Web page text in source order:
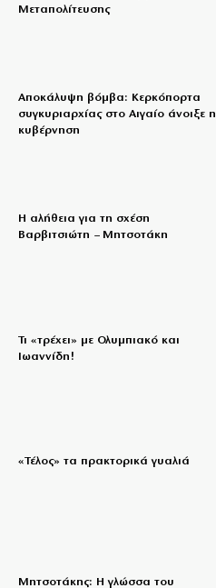
Μεταπολίτευσης
Αποκάλυψη βόμβα: Κερκόπορτα
συγκυριαρχίας στο Αιγαίο άνοιξε η
κυβέρνηση
Η αλήθεια για τη σχέση
Βαρβιτσιώτη – Μητσοτάκη
Τι «τρέχει» με Ολυμπιακό και
Ιωαννίδη!
«Τέλος» τα πρακτορικά γυαλιά
Μητσοτάκης: Η γλώσσα του